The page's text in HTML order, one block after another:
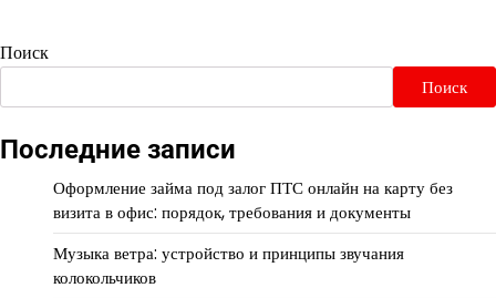
Поиск
Поиск
Последние записи
Оформление займа под залог ПТС онлайн на карту без
визита в офис: порядок, требования и документы
Музыка ветра: устройство и принципы звучания
колокольчиков